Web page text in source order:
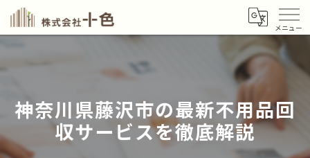
神奈川県藤沢市の最新不用品回
収サービスを徹底解説